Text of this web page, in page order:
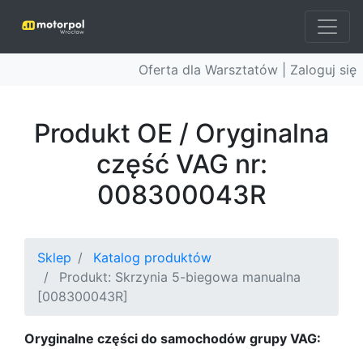
Oferta dla Warsztatów | Zaloguj się
Produkt OE / Oryginalna
część VAG nr:
008300043R
Sklep
Katalog produktów
Produkt: Skrzynia 5-biegowa manualna
[008300043R]
Oryginalne części do samochodów grupy VAG: